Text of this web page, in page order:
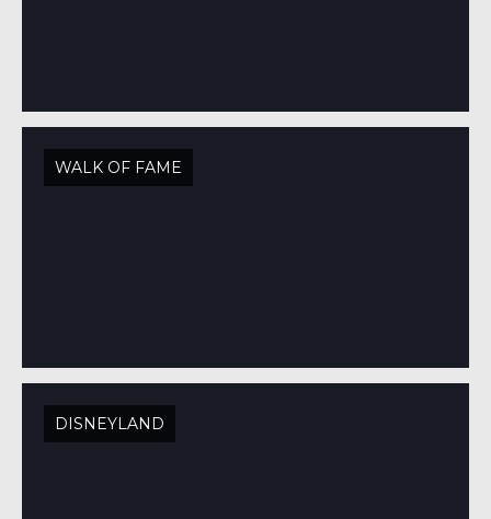
WALK OF FAME
DISNEYLAND